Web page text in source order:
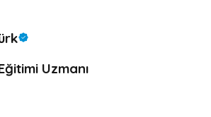
Uzmanı